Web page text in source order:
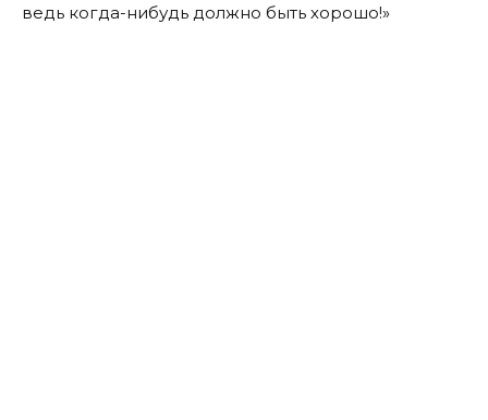
ведь когда-нибудь должно быть хорошо!»